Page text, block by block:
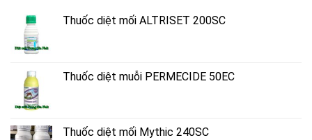
Thuốc diệt mối ALTRISET 200SC
Thuốc diệt muỗi PERMECIDE 50EC
Thuốc diệt mối Mythic 240SC